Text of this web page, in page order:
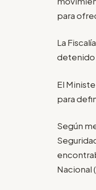
para
La
detenido
El
para
Según
Nacional